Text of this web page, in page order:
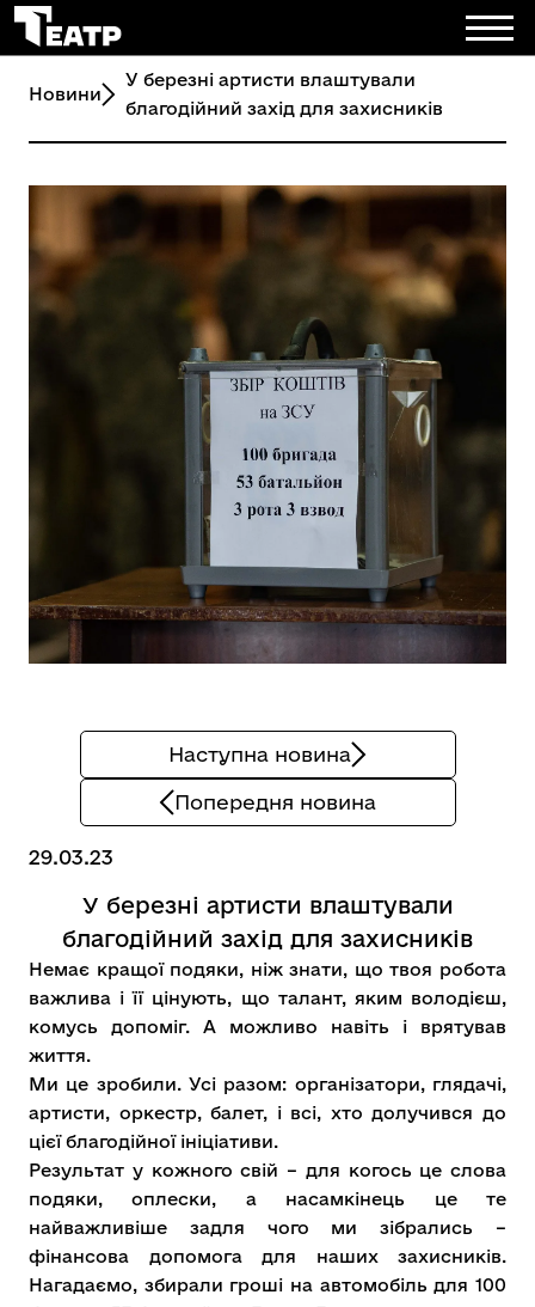
Новини
У березні артисти влаштували
благодійний захід для захисників
Наступна новина
Попередня новина
29.03.23
У березні артисти влаштували
благодійний захід для захисників
Немає кращої подяки, ніж знати, що твоя робота
важлива і її цінують, що талант, яким володієш,
комусь допоміг. А можливо навіть і врятував
життя.
Ми це зробили. Усі разом: організатори, глядачі,
артисти, оркестр, балет, і всі, хто долучився до
цієї благодійної ініціативи.
Результат у кожного свій – для когось це слова
подяки, оплески, а насамкінець це те
найважливіше задля чого ми зібрались –
фінансова допомога для наших захисників.
Нагадаємо, збирали гроші на автомобіль для 100